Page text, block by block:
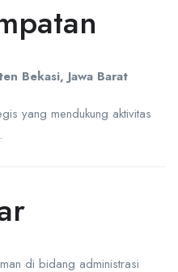
Bekasi, Jawa Barat
yang mendukung aktivitas
di bidang administrasi